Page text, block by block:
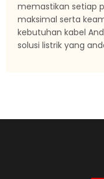
memastikan setiap
maksimal serta
kebutuhan kabel
solusi listrik yang